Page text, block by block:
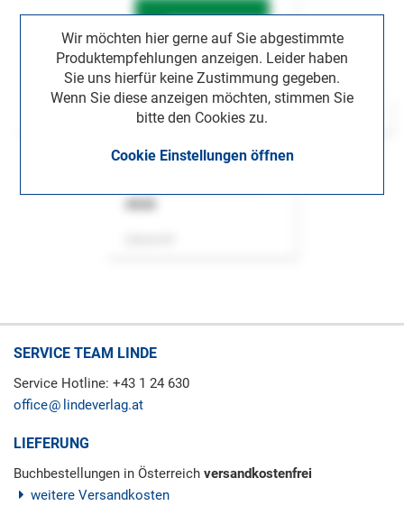
Wir möchten hier gerne auf Sie abgestimmte
Produktempfehlungen anzeigen. Leider haben
Sie uns hierfür keine Zustimmung gegeben.
Wenn Sie diese anzeigen möchten, stimmen Sie
bitte den Cookies zu.
Cookie Einstellungen öffnen
SERVICE TEAM LINDE
Service Hotline: +43 1 24 630
office
lindeverlag.at
LIEFERUNG
Buchbestellungen in Österreich versandkostenfrei
weitere Versandkosten